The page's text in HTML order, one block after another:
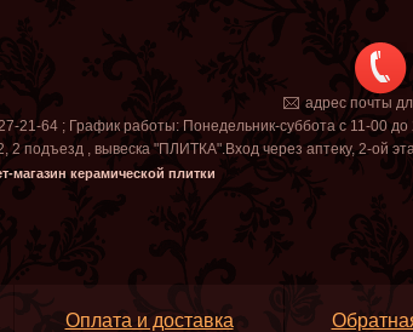
адрес почты
21-64 ; График работы: Понедельник-суббота с 11-00
подъезд , вывеска "ПЛИТКА".Вход через аптеку, 2-ой
магазин керамической плитки
Оплата и доставка